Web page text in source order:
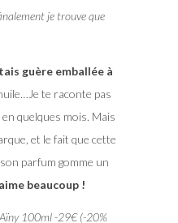
je trouve que
guère emballée à
te raconte pas
quelques mois. Mais
et le fait que cette
parfum gomme un
beaucoup !
100ml -29€ (-20%